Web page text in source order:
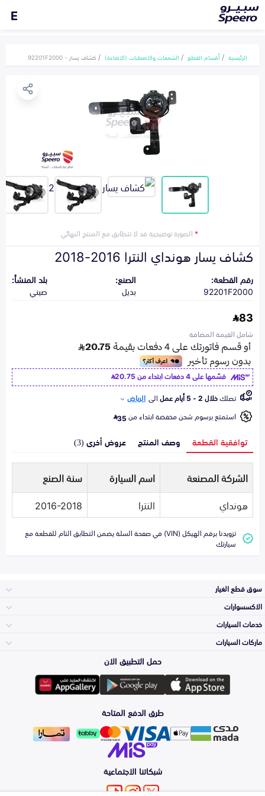
E
الرئيسية أقسام القطع الشمعات والاصطبات (الاضاءة) كشاف يسار - 92201F2000
*الصورة توضيحية قد لا تتطابق مع المنتج النهائي
كشاف يسار هونداي النترا 2016-2018
رقم القطعة:
92201F2000
الصنع:
بديل
بلد المنشأ:
صيني
83
شامل القيمة المضافة
قسّمها على 4 دفعات ابتداء من
20.75
تصلكخلال 2 - 5 أيام عمل الى الرياض
استمتع برسوم شحن مخفضة ابتداء من35
توافقية القطعة وصف المنتج عروض أخرى (3)
الشركة المصنعة اسم السيارة
سنة الصنع
هونداي
النترا 2016-2018
تزويدنا برقم الهيكل (VIN) في صفحة السلة يضمن التطابق التام للقطعة مع
سيارتك
سوق قطع الغيار
المكائن، القيرات
وملحقاتها
الشمعات
والاصطبات (الاضاءة)
الفرامل والأقمشة
الاكسسوارات
لوازم الرحلات
اكسسوارات العناية
الزيوت و السوائل
خدمات السيارات
الأكثر مبيعاً
التلميع والعناية
ماركات السيارات
تويوتا
هيونداي
كيا
حمل التطبيق الان
طرق الدفع المتاحة
شبكاتنا الاجتماعية